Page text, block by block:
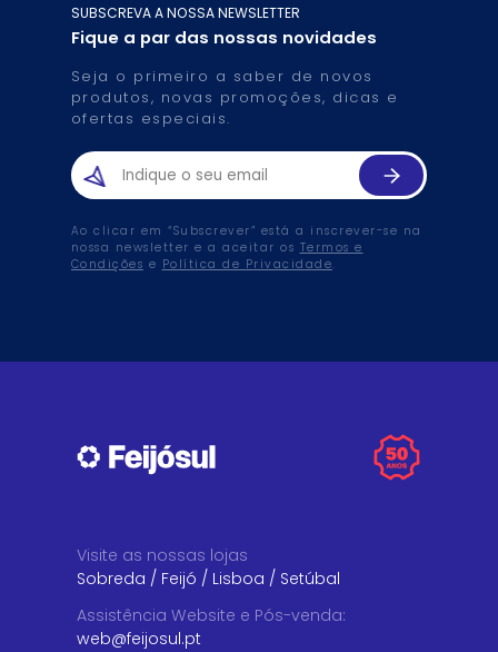
SUBSCREVA A NOSSA NEWSLETTER
Fique a par das nossas novidades
Seja o primeiro a saber de novos
produtos, novas promoções, dicas e
ofertas especiais.
Ao clicar em “Subscrever” está a inscrever-se na
nossa newsletter e a aceitar os Termos e
Condições e Política de Privacidade.
Visite as nossas lojas
Sobreda / Feijó / Lisboa / Setúbal
Assistência Website e Pós-venda:
web@feijosul.pt